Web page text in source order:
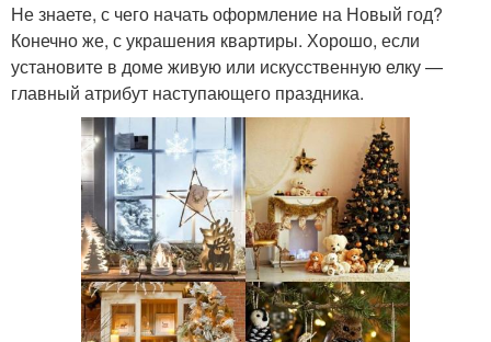
Не знаете, с чего начать оформление на Новый год?
Конечно же, с украшения квартиры. Хорошо, если
установите в доме живую или искусственную елку —
главный атрибут наступающего праздника.